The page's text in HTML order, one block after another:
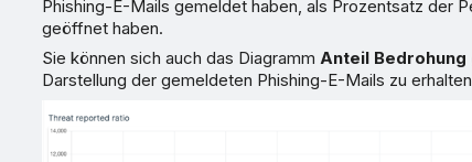
Phishing-E-Mails gemeldet haben, als Prozentsatz der
geöffnet haben.
Sie können sich auch das DiagrammAnteil
Darstellung der gemeldeten Phishing-E-Mails zu